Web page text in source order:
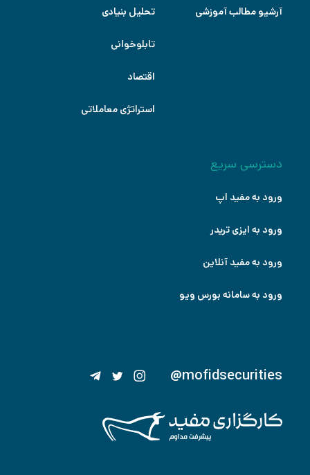
@mofidsecurities
آرشیو مطالب آموزشی تحلیل بنیادی
تابلوخوانی
اقتصاد
استراتژی معاملاتی
دسترسی سریع
ورود به مفید اپ
ورود به ایزی تریدر
ورود به مفید آنلاین
ورود به سامانه بورس ویو